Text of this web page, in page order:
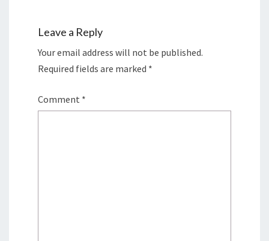
Leave a Reply
Your email address will not be published.
Required fields are marked *
Comment *